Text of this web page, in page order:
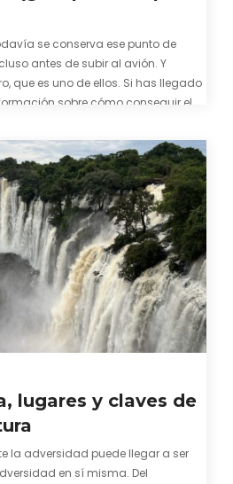
se conserva ese punto de
antes de subir al avión. Y
que es uno de ellos. Si has llegado
sobre cómo conseguir el
lugares y claves de
la adversidad puede llegar a ser
en sí misma. Del